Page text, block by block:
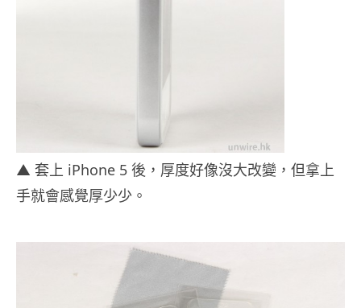
▲ 套上 iPhone 5 後，厚度好像沒大改變，但拿上
手就會感覺厚少少。